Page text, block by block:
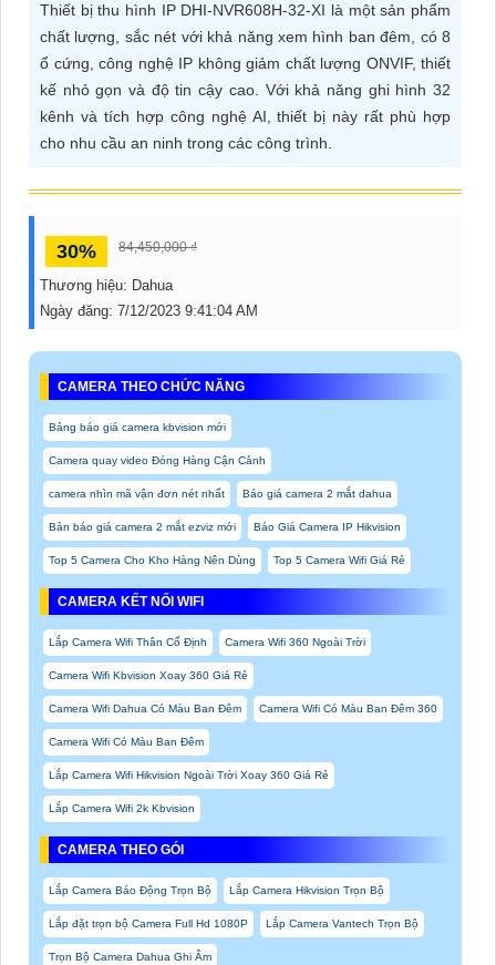
DỊCH
VỤ
Thiết bị thu hình IP DHI-NVR608H-32-XI là một sản phẩm
chất lượng, sắc nét với khả năng xem hình ban đêm, có 8
ổ cứng, công nghệ IP không giảm chất lượng ONVIF, thiết
kế nhỏ gọn và độ tin cậy cao. Với khả năng ghi hình 32
kênh và tích hợp công nghệ AI, thiết bị này rất phù hợp
cho nhu cầu an ninh trong các công trình.
30% 84,450,000 ₫
Thương hiệu: Dahua
Ngày đăng: 7/12/2023 9:41:04 AM
CAMERA THEO CHỨC NĂNG
Bảng báo giá camera kbvision mới
Camera quay video Đóng Hàng Cận Cảnh
camera nhìn mã vận đơn nét nhất Báo giá camera 2 mắt dahua
Bản báo giá camera 2 mắt ezviz mới Báo Giá Camera IP Hikvision
Top 5 Camera Cho Kho Hàng Nên Dùng Top 5 Camera Wifi Giá Rẻ
CAMERA KẾT NỐI WIFI
Lắp Camera Wifi Thân Cố Định Camera Wifi 360 Ngoài Trời
Camera Wifi Kbvision Xoay 360 Giá Rẻ
Camera Wifi Dahua Có Màu Ban Đêm Camera Wifi Có Màu Ban Đêm 360
Camera Wifi Có Màu Ban Đêm
Lắp Camera Wifi Hikvision Ngoài Trời Xoay 360 Giá Rẻ
Lắp Camera Wifi 2k Kbvision
CAMERA THEO GÓI
Lắp Camera Báo Động Trọn Bộ Lắp Camera Hikvision Trọn Bộ
Lắp đặt trọn bộ Camera Full Hd 1080P Lắp Camera Vantech Trọn Bộ
Trọn Bộ Camera Dahua Ghi Âm